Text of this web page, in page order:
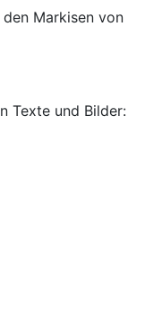
Markisen von
Texte und Bilder: